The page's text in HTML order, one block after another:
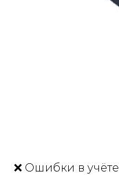
❌ Ошибки в учёте